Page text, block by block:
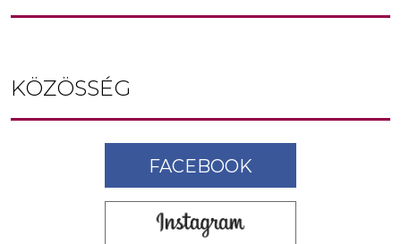
KÖZÖSSÉG
FACEBOOK